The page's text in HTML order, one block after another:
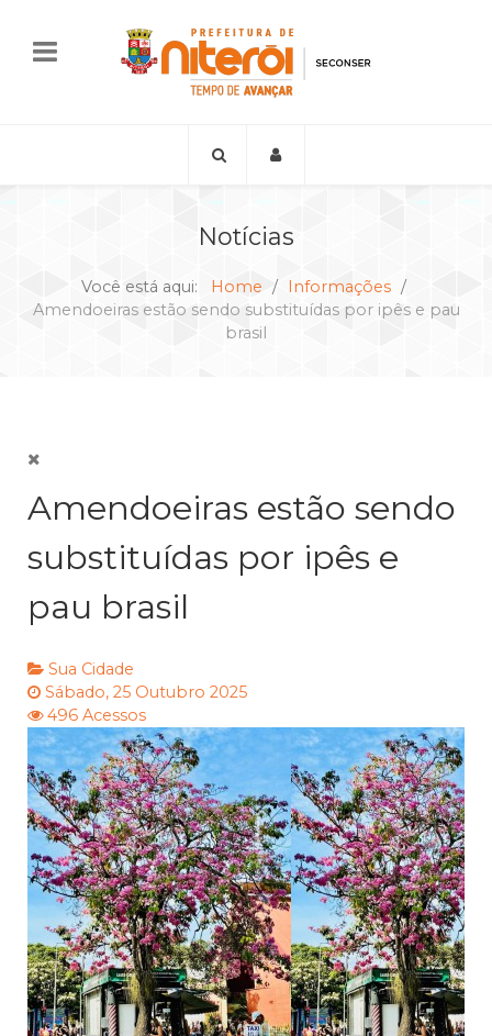
Notícias
Você está aqui: Home
Informações
Amendoeiras estão sendo substituídas por ipês e pau
brasil
Amendoeiras estão sendo
substituídas por ipês e
pau brasil
Sua Cidade
Sábado, 25 Outubro 2025
496 Acessos